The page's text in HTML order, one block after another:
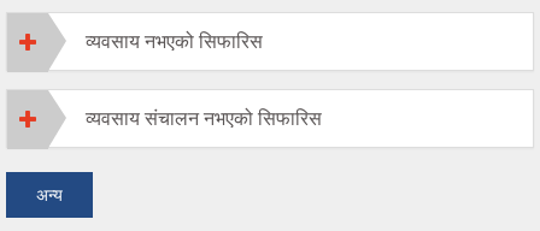
व्यवसाय नभएको सिफारिस
व्यवसाय संचालन नभएको सिफारिस
अन्य